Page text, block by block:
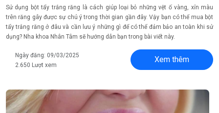
Sử dụng bột tẩy trắng răng là cách giúp loại bỏ những vệt ố vàng, xỉn màu
trên răng gây được sự chú ý trong thời gian gần đây. Vậy bạn có thể mua bột
tẩy trắng răng ở đâu và cần lưu ý những gì để có thể đảm bảo an toàn khi sử
dụng? Nha khoa Nhân Tâm sẽ hướng dẫn bạn trong bài viết này.
Ngày đăng: 09/03/2025
2.650 Lượt xem
Xem thêm